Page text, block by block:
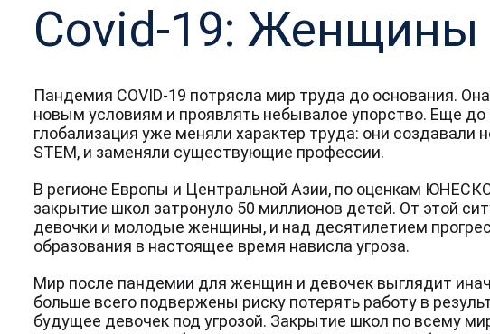
Covid-19: Женщины
Пандемия COVID-19 потрясла мир труда до основания.
новым условиям и проявлять небывалое упорство. Еще до
глобализация уже меняли характер труда: они
STEM, и заменяли существующие профессии.
В регионе Европы и Центральной Азии, по оценкам
закрытие школ затронуло 50 миллионов детей. От этой
девочки и молодые женщины, и над десятилетием
образования в настоящее время нависла угроза.
Мир после пандемии для женщин и девочек выглядит
больше всего подвержены риску потерять работу в
будущее девочек под угрозой. Закрытие школ по всему
Подпишись,
процессе